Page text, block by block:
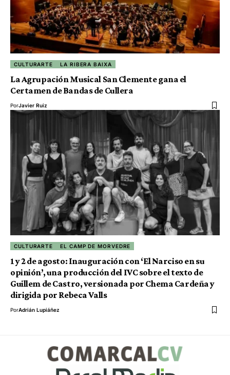
CULTURARTE LA RIBERA BAIXA
La Agrupación Musical San Clemente gana el
Certamen de Bandas de Cullera
PorJavier Ruiz
CULTURARTE EL CAMP DE MORVEDRE
1 y 2 de agosto: Inauguración con ‘El Narciso en su
opinión’, una producción del IVC sobre el texto de
Guillem de Castro, versionada por Chema Cardeña y
dirigida por Rebeca Valls
PorAdrián Lupiáñez